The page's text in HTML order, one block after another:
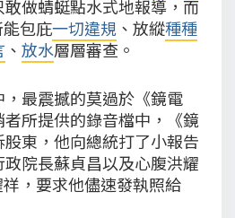
敢做蜻蜓點水式地報導，而
包庇一切違規 、放縱種種
、 放水層層審查。
，最震撼的莫過於《鏡電
所提供的錄音檔中，《鏡
東，他向總統打了小報告
院長蘇貞昌以及心腹洪耀
，要求他儘速發執照給